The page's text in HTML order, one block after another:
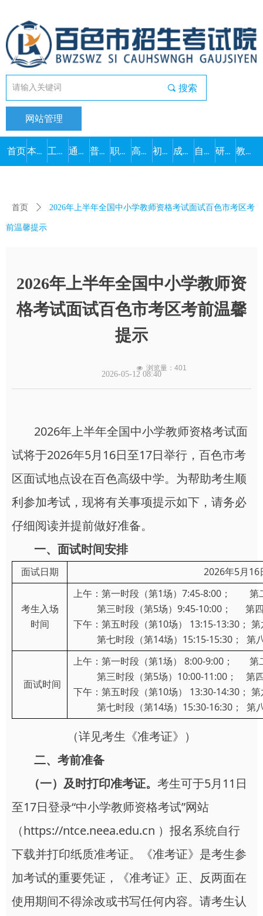
首页 本院概况 工作动态 通知公告 普通高考 职教高考 高中学考 初中学考 成人高考 自学考试 研究生考试 教师资格
끠 搜索
网站管理
首页 ꄲ 2026年上半年全国中小学教师资格考试面试百色市考区考
前温馨提示
2026年上半年全国中小学教师资
格考试面试百色市考区考前温馨
提示
2026-05-12 08:40
2026年上半年全国中小学教师资格考试面
试将于2026年5月16日至17日举行，百色市考
区面试地点设在百色高级中学。为帮助考生顺
利参加考试，现将有关事项提示如下，请务必
仔细阅读并提前做好准备。
一、面试时间安排
面试日期 2026年5月16
考生入场
时间
上午：第一时段（第1场）7:45-8:00； 第
第三时段（第5场）9:45-10:00； 第四
下午：第五时段（第10场） 13:15-13:30；
第七时段（第14场）15:15-15:30； 第八
面试时间
上午：第一时段（第1场） 8:00-9:00； 第
第三时段（第5场）10:00-11:00； 第四
下午：第五时段（第10场） 13:30-14:30；
第七时段（第14场）15:30-16:30； 第八
（详见考生《准考证》）
二、考前准备
（一）及时打印准考证。 考生可于5月11日
至17日登录“中小学教师资格考试”网站
（https://ntce.neea.edu.cn ）报名系统自行
下载并打印纸质准考证。《准考证》是考生参
加考试的重要凭证，《准考证》正、反两面在
使用期间不得涂改或书写任何内容。请考生认
넶 浏览量： 401